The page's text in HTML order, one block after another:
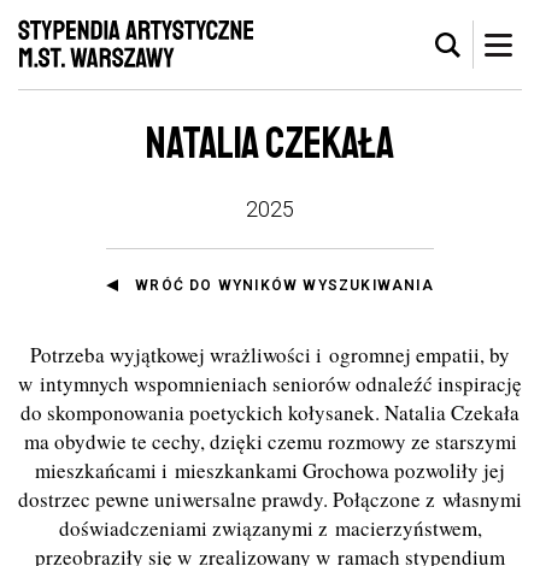
NATALIA CZEKAŁA
2025
WRÓĆ DO WYNIKÓW WYSZUKIWANIA
Potrzeba wyjątkowej wrażliwości i ogromnej empatii, by
w intymnych wspomnieniach seniorów odnaleźć inspirację
do skomponowania poetyckich kołysanek. Natalia Czekała
ma obydwie te cechy, dzięki czemu rozmowy ze starszymi
mieszkańcami i mieszkankami Grochowa pozwoliły jej
dostrzec pewne uniwersalne prawdy. Połączone z własnymi
doświadczeniami związanymi z macierzyństwem,
przeobraziły się w zrealizowany w ramach stypendium